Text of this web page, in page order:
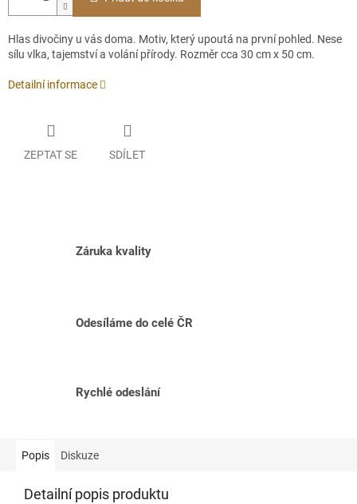
Hlas divočiny u vás doma. Motiv, který upoutá na první pohled. Nese
sílu vlka, tajemství a volání přírody. Rozměr cca 30 cm x 50 cm.
Detailní informace
ZEPTAT SE SDÍLET
Záruka kvality
Odesíláme do celé ČR
Rychlé odeslání
Popis Diskuze
Detailní popis produktu